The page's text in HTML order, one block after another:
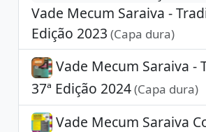
Vade Mecum Saraiva -
Edição 2023 (Capa dura)
Vade Mecum Saraiva -
37ª Edição 2024(Capa dura)
Vade Mecum Saraiva